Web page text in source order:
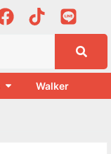
Walker